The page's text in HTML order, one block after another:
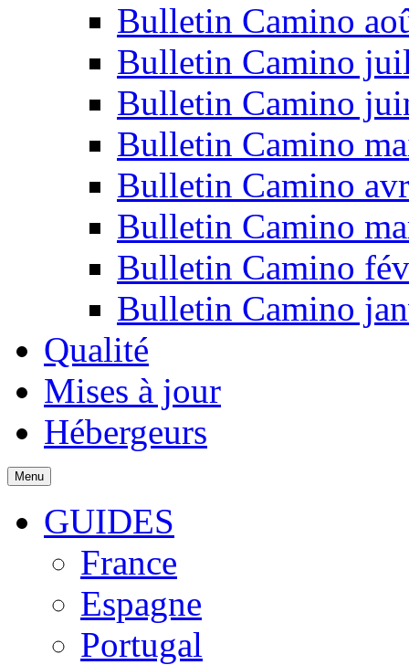
Bulletin Camino
Bulletin Camino
Bulletin Camino
Bulletin Camino
Bulletin Camino
Bulletin Camino
Bulletin Camino
Bulletin Camino
Qualité
Mises à jour
Hébergeurs
Menu
GUIDES
France
Espagne
Portugal